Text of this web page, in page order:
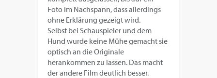
Foto im Nachspann, dass allerdings
ohne Erklärung gezeigt wird.
Selbst bei Schauspieler und dem
Hund wurde keine Mühe gemacht sie
optisch an die Originale
herankommen zu lassen. Das macht
der andere Film deutlich besser.